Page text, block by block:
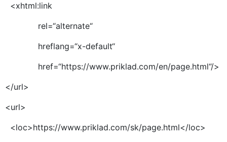
<xhtml:link
rel=“alternate“
hreflang=“x-default“
href=“https://www.priklad.com/en/page.html“/>
</url>
<url>
<loc>https://www.priklad.com/sk/page.html</loc>